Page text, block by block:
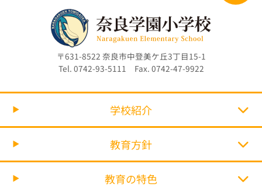
〒631-8522 奈良市中登美ケ丘3丁目15-1
Tel. 0742-93-5111 Fax. 0742-47-9922
学校紹介
教育方針
教育の特色